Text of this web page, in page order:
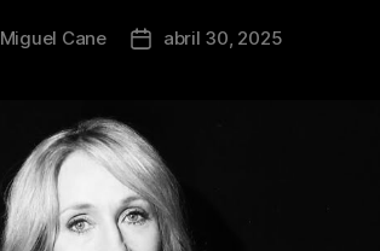
Miguel Cane
Fechaabril 30, 2025